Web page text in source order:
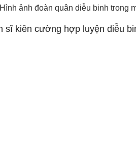
Hình ảnh đoàn quân diễu binh trong